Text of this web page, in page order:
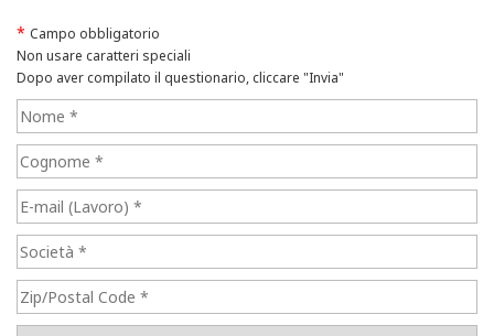
* Campo obbligatorio
Non usare caratteri speciali
Dopo aver compilato il questionario, cliccare "Invia"